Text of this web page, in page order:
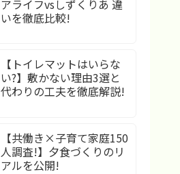
アライフvsしずくりあ 違
いを徹底比較!
【トイレマットはいらな
い?】敷かない理由3選と
代わりの工夫を徹底解説!
【共働き×子育て家庭150
人調査!】夕食づくりのリ
アルを公開!